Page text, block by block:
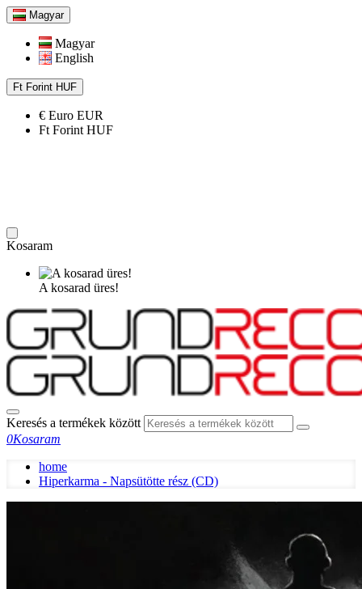
Magyar
Magyar
English
Ft Forint HUF
€ Euro EUR
Ft Forint HUF
Kosaram
A kosarad üres!
Keresés a termékek között
0Kosaram
home
Hiperkarma - Napsütötte rész (CD)